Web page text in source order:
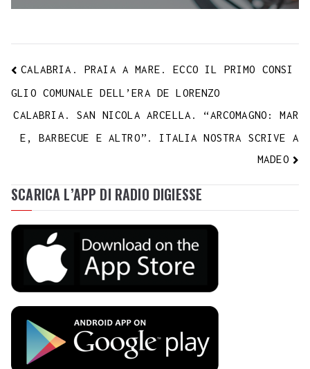
CALABRIA. PRAIA A MARE. ECCO IL PRIMO CONSI
GLIO COMUNALE DELL’ERA DE LORENZO
CALABRIA. SAN NICOLA ARCELLA. “ARCOMAGNO: MAR
E, BARBECUE E ALTRO”. ITALIA NOSTRA SCRIVE A
MADEO
SCARICA L’APP DI RADIO DIGIESSE